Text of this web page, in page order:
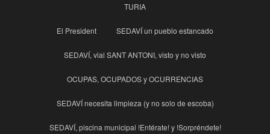
TURIA
El President SEDAVÍ un pueblo estancado
SEDAVÍ, vial SANT ANTONI, visto y no visto
OCUPAS, OCUPADOS y OCURRENCIAS
SEDAVÍ necesita limpieza (y no solo de escoba)
SEDAVÍ, piscina municipal !Entérate! y !Sorpréndete!